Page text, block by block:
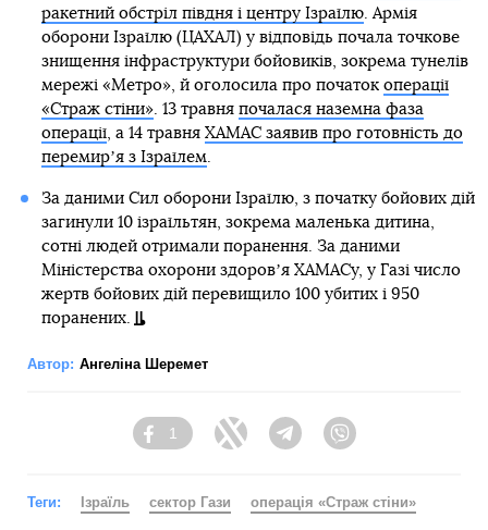
ракетний обстріл півдня і центру Ізраїлю. Армія
оборони Ізраїлю (ЦАХАЛ) у відповідь почала точкове
знищення інфраструктури бойовиків, зокрема тунелів
мережі «Метро», й оголосила про початок операції
«Страж стіни». 13 травня почалася наземна фаза
операції, а 14 травня ХАМАС заявив про готовність до
перемирʼя з Ізраїлем.
За даними Сил оборони Ізраїлю, з початку бойових дій
загинули 10 ізраїльтян, зокрема маленька дитина,
сотні людей отримали поранення. За даними
Міністерства охорони здоровʼя ХАМАСу, у Газі число
жертв бойових дій перевищило 100 убитих і 950
поранених.
Автор: Ангеліна Шеремет
Facebook
1
Twitter Telegram
Теги: Ізраїль сектор Гази операція «Страж стіни»